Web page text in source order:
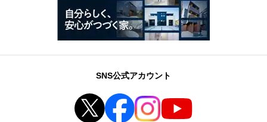
SNS公式アカウント